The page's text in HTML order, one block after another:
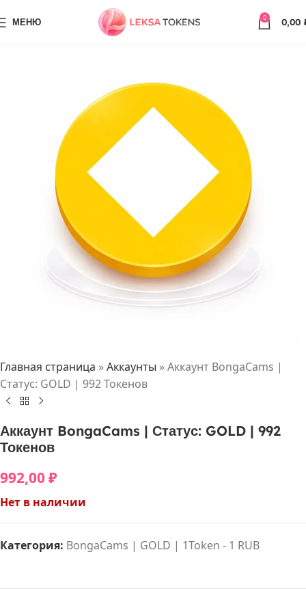
МЕНЮ 0 0,00
Главная страница »Аккаунты »Аккаунт BongaCams |
Статус: GOLD | 992 Токенов
Аккаунт BongaCams | Статус: GOLD | 992
Токенов
992,00 ₽
Нет в наличии
Категория: BongaCams | GOLD | 1Token - 1 RUB